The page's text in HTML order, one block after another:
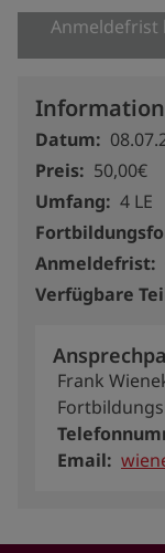
Anmeldefrist
Datum
Preis
50,00€
Umfang
4 LE
Anmeldefrist
Verfügbare
Frank
Email